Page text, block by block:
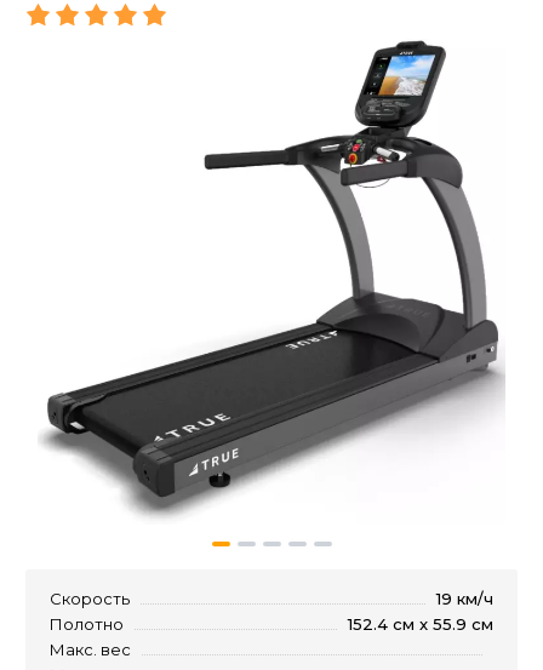
Скорость
19 км/ч
Полотно
152.4 см x 55.9 см
Макс. вес